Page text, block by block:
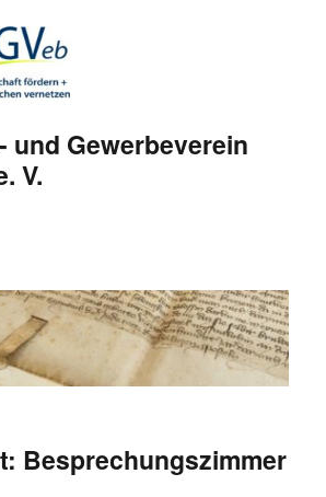
und Gewerbeverein
V.
Besprechungszimmer